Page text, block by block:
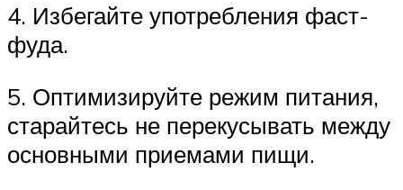
4. Избегайте употребления фаст-
фуда.
5. Оптимизируйте режим питания,
старайтесь не перекусывать между
основными приемами пищи.